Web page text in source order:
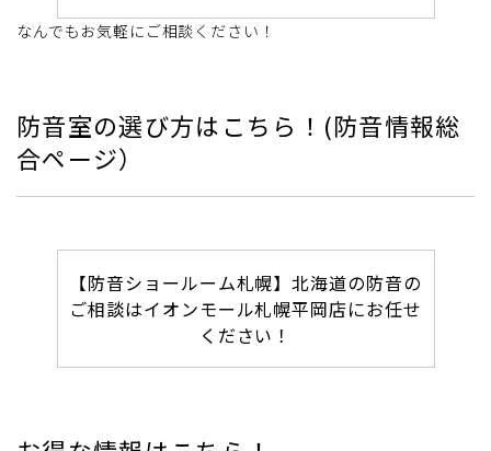
なんでもお気軽にご相談ください！
防音室の選び方はこちら！(防音情報総
合ページ）
【防音ショールーム札幌】北海道の防音の
ご相談はイオンモール札幌平岡店にお任せ
ください！